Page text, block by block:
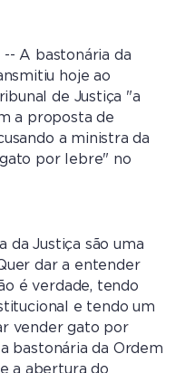
-- A bastonária da
hoje ao
de Justiça "a
a proposta de
a ministra da
por lebre" no
da Justiça são uma
dar a entender
é verdade, tendo
e tendo um
vender gato por
bastonária da Ordem
a abertura do